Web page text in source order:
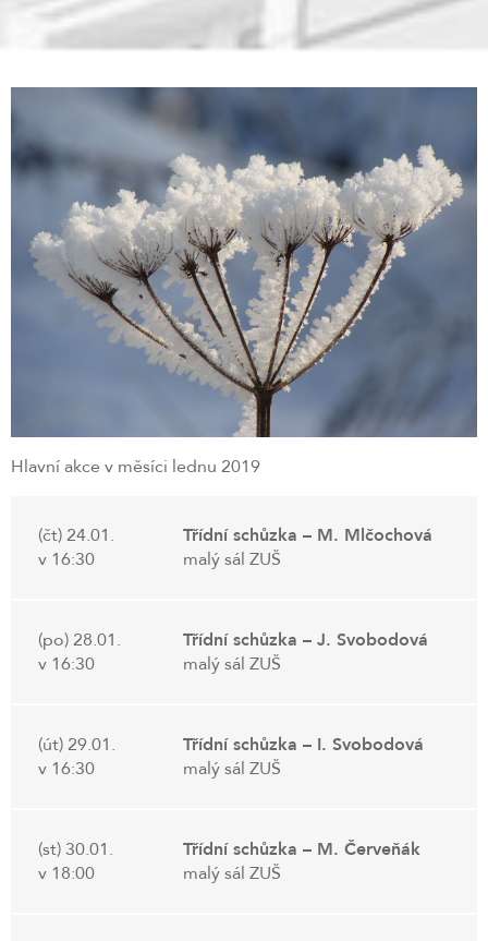
Hlavní akce v měsíci lednu 2019
(čt) 24.01.
v 16:30
Třídní schůzka – M. Mlčochová
malý sál ZUŠ
(po) 28.01.
v 16:30
Třídní schůzka – J. Svobodová
malý sál ZUŠ
(út) 29.01.
v 16:30
Třídní schůzka – I. Svobodová
malý sál ZUŠ
(st) 30.01.
v 18:00
Třídní schůzka – M. Červeňák
malý sál ZUŠ